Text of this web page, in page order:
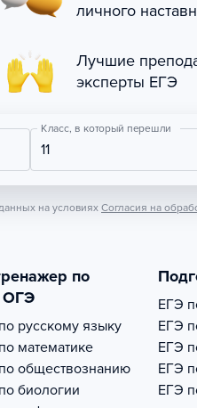
личного
Лучшие
эксперты ЕГЭ
Класс, в который перешли
11
на условиях Согласия на
по
ОГЭ
русскому языку
математике
обществознанию
биологии
ЕГЭ
ЕГЭ
ЕГЭ
ЕГЭ
ЕГЭ